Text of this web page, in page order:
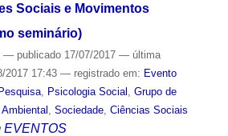
Sociais e Movimentos
seminário)
— publicado17/07/2017 — última
2017 17:43 — registrado em: Evento
Pesquisa, Psicologia Social
Grupo de
Sociedade, Ciências Sociais
EVENTOS